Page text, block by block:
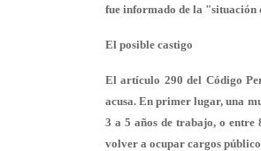
fue informado de la "situación
El posible castigo
El artículo 290 del Código
acusa. En primer lugar, una
3 a 5 años de trabajo, o entre
volver a ocupar cargos